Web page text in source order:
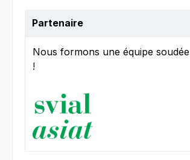
Partenaire
Nous formons une équipe soudée
!